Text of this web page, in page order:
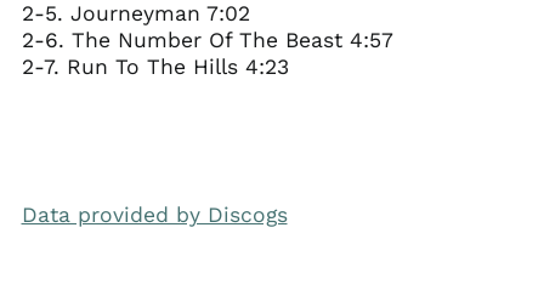
2-5. Journeyman 7:02
2-6. The Number Of The Beast 4:57
2-7. Run To The Hills 4:23
Data provided by Discogs